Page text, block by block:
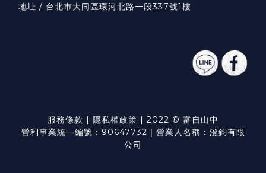
地址 / 台北市大同區環河北路一段337號1樓
服務條款 | 隱私權政策 | 2022 © 富自山中
營利事業統一編號：90647732｜營業人名稱：澄鈞有限
公司